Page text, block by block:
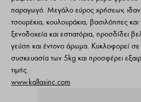
παραγωγό. Μεγάλο εύρος χρήσεων,
τσουρέκια, κουλουράκια, βασιλόπιτες και
ξενοδοχεία και εστιατόρια, προσδίδει
γεύση και έντονο άρωμα. Κυκλοφορεί σε
συσκευασία των 5kg και προσφέρει
τιμής.
www.kallasinc.com